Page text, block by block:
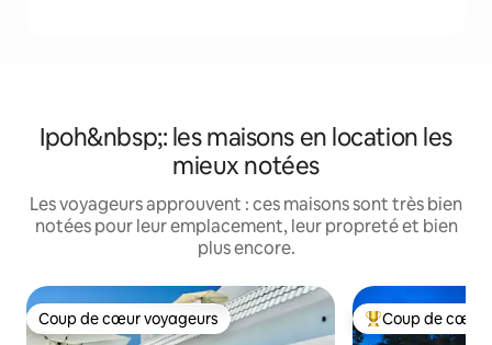
Ipoh&nbsp;: les maisons en location les
mieux notées
Les voyageurs approuvent : ces maisons sont très bien
notées pour leur emplacement, leur propreté et bien
plus encore.
Coup de cœur voyageurs
Coup de cœur voyageurs Coups de cœur
Coup de cœur